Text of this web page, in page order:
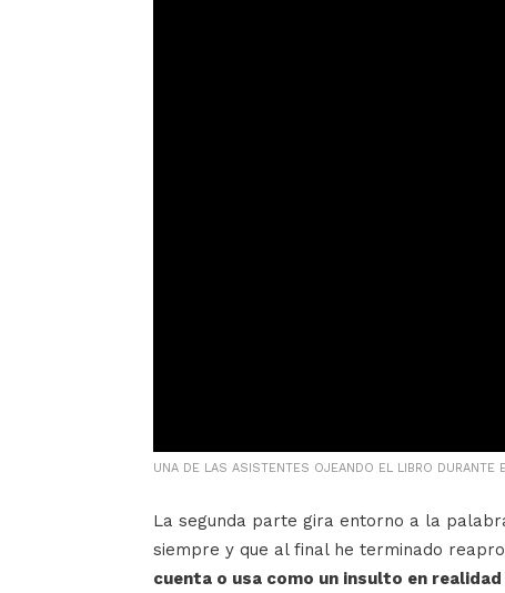
UNA DE LAS ASISTENTES OJEANDO EL LIBRO DURANTE
La segunda parte gira entorno a la
siempre y que al final he terminado
cuenta o usa como un insulto en